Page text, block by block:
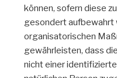
können, sofern diese
gesondert aufbewahrt
organisatorischen
gewährleisten, dass
nicht einer